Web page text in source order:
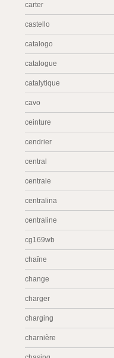
carter
castello
catalogo
catalogue
catalytique
cavo
ceinture
cendrier
central
centrale
centralina
centraline
cg169wb
chaîne
change
charger
charging
charnière